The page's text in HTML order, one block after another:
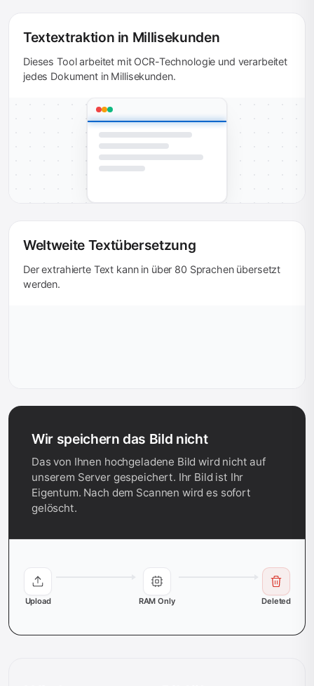
Textextraktion in Millisekunden
Dieses Tool arbeitet mit OCR-Technologie und verarbeitet
jedes Dokument in Millisekunden.
Weltweite Textübersetzung
Der extrahierte Text kann in über 80 Sprachen übersetzt
werden.
Wir speichern das Bild nicht
Das von Ihnen hochgeladene Bild wird nicht auf
unserem Server gespeichert. Ihr Bild ist Ihr
Eigentum. Nach dem Scannen wird es sofort
gelöscht.
Upload RAM Only Deleted